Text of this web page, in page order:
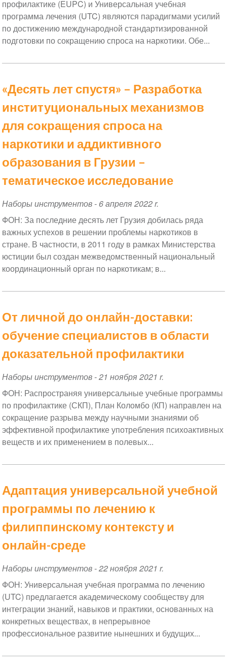
профилактике (EUPC) и Универсальная учебная
программа лечения (UTC) являются парадигмами усилий
по достижению международной стандартизированной
подготовки по сокращению спроса на наркотики. Обе...
«Десять лет спустя» – Разработка
институциональных механизмов
для сокращения спроса на
наркотики и аддиктивного
образования в Грузии –
тематическое исследование
Наборы инструментов-6 апреля 2022 r.
ФОН: За последние десять лет Грузия добилась ряда
важных успехов в решении проблемы наркотиков в
стране. В частности, в 2011 году в рамках Министерства
юстиции был создан межведомственный национальный
координационный орган по наркотикам; в...
От личной до онлайн-доставки:
обучение специалистов в области
доказательной профилактики
Наборы инструментов-21 ноября 2021 r.
ФОН: Распространяя универсальные учебные программы
по профилактике (СКП), План Коломбо (КП) направлен на
сокращение разрыва между научными знаниями об
эффективной профилактике употребления психоактивных
веществ и их применением в полевых...
Адаптация универсальной учебной
программы по лечению к
филиппинскому контексту и
онлайн-среде
Наборы инструментов-22 ноября 2021 r.
ФОН: Универсальная учебная программа по лечению
(UTC) предлагается академическому сообществу для
интеграции знаний, навыков и практики, основанных на
конкретных веществах, в непрерывное
профессиональное развитие нынешних и будущих...